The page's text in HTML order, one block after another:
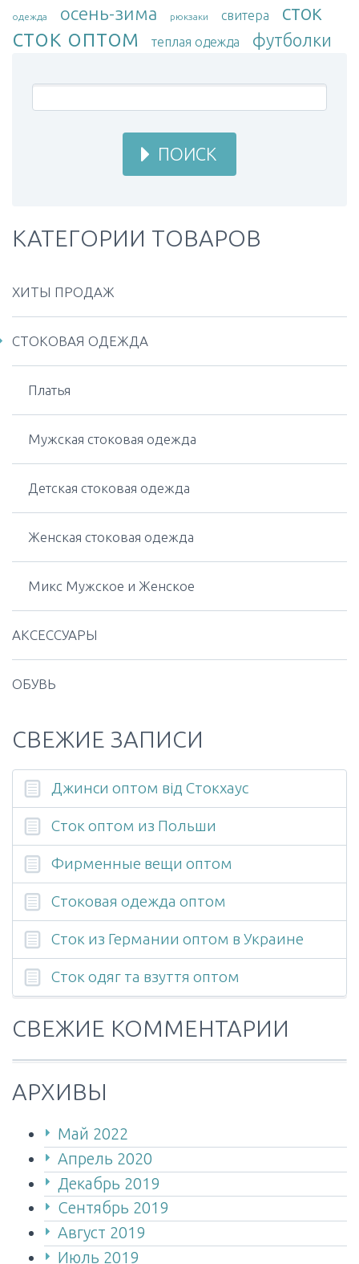
одежда осень-зима рюкзаки свитера сток
сток оптом теплая одежда футболки
ПОИСК
КАТЕГОРИИ ТОВАРОВ
ХИТЫ ПРОДАЖ
СТОКОВАЯ ОДЕЖДА
Платья
Мужская стоковая одежда
Детская стоковая одежда
Женская стоковая одежда
Микс Мужское и Женское
АКСЕССУАРЫ
ОБУВЬ
СВЕЖИЕ ЗАПИСИ
Джинси оптом від Стокхаус
Сток оптом из Польши
Фирменные вещи оптом
Стоковая одежда оптом
Сток из Германии оптом в Украине
Cток одяг та взуття оптом
СВЕЖИЕ КОММЕНТАРИИ
АРХИВЫ
Май 2022
Апрель 2020
Декабрь 2019
Сентябрь 2019
Август 2019
Июль 2019